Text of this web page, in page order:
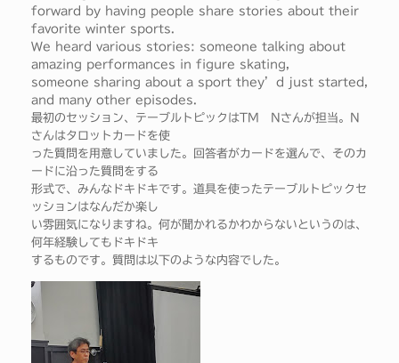
forward by having people share stories about their
favorite winter sports.
We heard various stories: someone talking about
amazing performances in figure skating,
someone sharing about a sport they’d just started,
and many other episodes.
最初のセッション、テーブルトピックはTM Nさんが担当。N
さんはタロットカードを使
った質問を用意していました。回答者がカードを選んで、そのカ
ードに沿った質問をする
形式で、みんなドキドキです。道具を使ったテーブルトピックセ
ッションはなんだか楽し
い雰囲気になりますね。何が聞かれるかわからないというのは、
何年経験してもドキドキ
するものです。質問は以下のような内容でした。